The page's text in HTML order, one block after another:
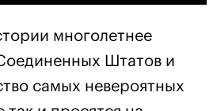
многолетнее
Штатов и
самых невероятных